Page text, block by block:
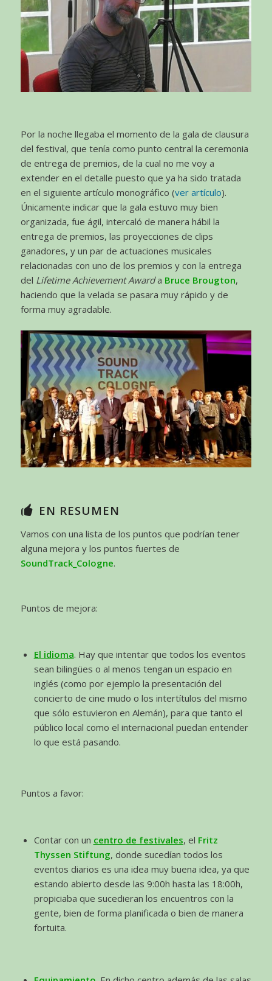
Por la noche llegaba el momento de la gala de clausura
del festival, que tenía como punto central la ceremonia
de entrega de premios, de la cual no me voy a
extender en el detalle puesto que ya ha sido tratada
en el siguiente artículo monográfico (ver artículo).
Únicamente indicar que la gala estuvo muy bien
organizada, fue ágil, intercaló de manera hábil la
entrega de premios, las proyecciones de clips
ganadores, y un par de actuaciones musicales
relacionadas con uno de los premios y con la entrega
del Lifetime Achievement Awarda Bruce Brougton,
haciendo que la velada se pasara muy rápido y de
forma muy agradable.
EN RESUMEN
Vamos con una lista de los puntos que podrían tener
alguna mejora y los puntos fuertes de
SoundTrack_Cologne.
Puntos de mejora:
El idioma. Hay que intentar que todos los eventos
sean bilingües o al menos tengan un espacio en
inglés (como por ejemplo la presentación del
concierto de cine mudo o los intertítulos del mismo
que sólo estuvieron en Alemán), para que tanto el
público local como el internacional puedan entender
lo que está pasando.
Puntos a favor:
Contar con un centro de festivales, el Fritz
Thyssen Stiftung, donde sucedían todos los
eventos diarios es una idea muy buena idea, ya que
estando abierto desde las 9:00h hasta las 18:00h,
propiciaba que sucedieran los encuentros con la
gente, bien de forma planificada o bien de manera
fortuita.